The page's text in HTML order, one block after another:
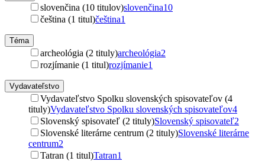
slovenčina (10 titulov)slovenčina10
čeština (1 titul)čeština1
Téma
archeológia (2 tituly)archeológia2
rozjímanie (1 titul)rozjímanie1
Vydavateľstvo
Vydavateľstvo Spolku slovenských spisovateľov (4
tituly)Vydavateľstvo Spolku slovenských spisovateľov4
Slovenský spisovateľ (2 tituly)Slovenský spisovateľ2
Slovenské literárne centrum (2 tituly)Slovenské literárne
centrum2
Tatran (1 titul)Tatran1